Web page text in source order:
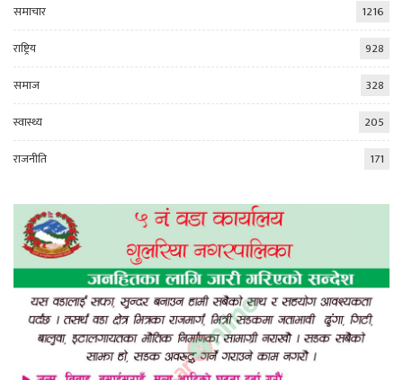
समाचार
1216
राष्ट्रिय
928
समाज
328
स्वास्थ्य
205
राजनीति
171